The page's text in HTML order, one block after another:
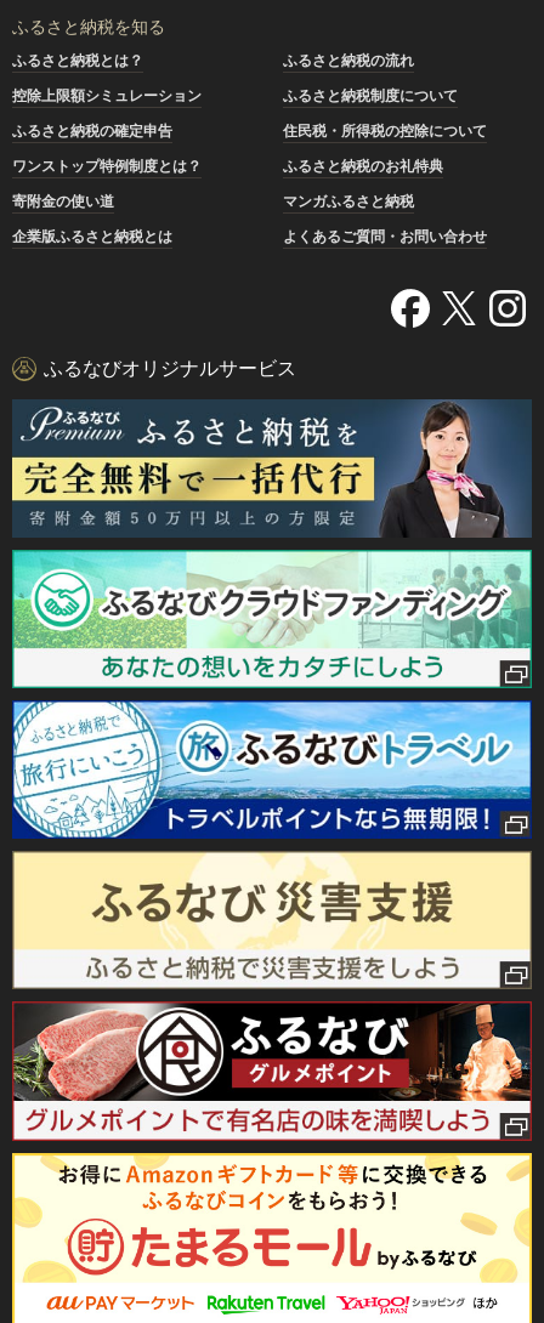
ふるさと納税を知る
ふるさと納税とは？
ふるさと納税の流れ
控除上限額シミュレーション
ふるさと納税制度について
ふるさと納税の確定申告
住民税・所得税の控除について
ワンストップ特例制度とは？
ふるさと納税のお礼特典
寄附金の使い道
マンガふるさと納税
企業版ふるさと納税とは
よくあるご質問・お問い合わせ
ふるなびオリジナルサービス